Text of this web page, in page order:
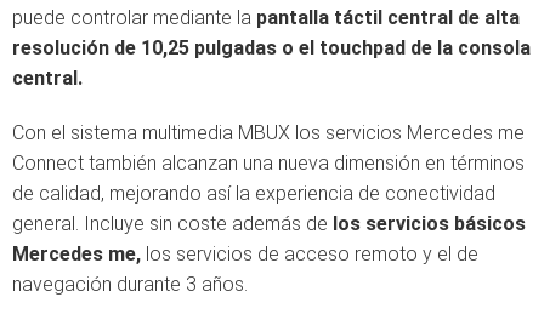
puede controlar mediante la pantalla táctil central de alta
resolución de 10,25 pulgadas o el touchpad de la consola
central.
Con el sistema multimedia MBUX los servicios Mercedes me
Connect también alcanzan una nueva dimensión en términos
de calidad, mejorando así la experiencia de conectividad
general. Incluye sin coste además de los servicios básicos
Mercedes me, los servicios de acceso remoto y el de
navegación durante 3 años.